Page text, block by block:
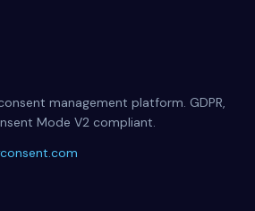
management platform. GDPR,
Mode V2 compliant.